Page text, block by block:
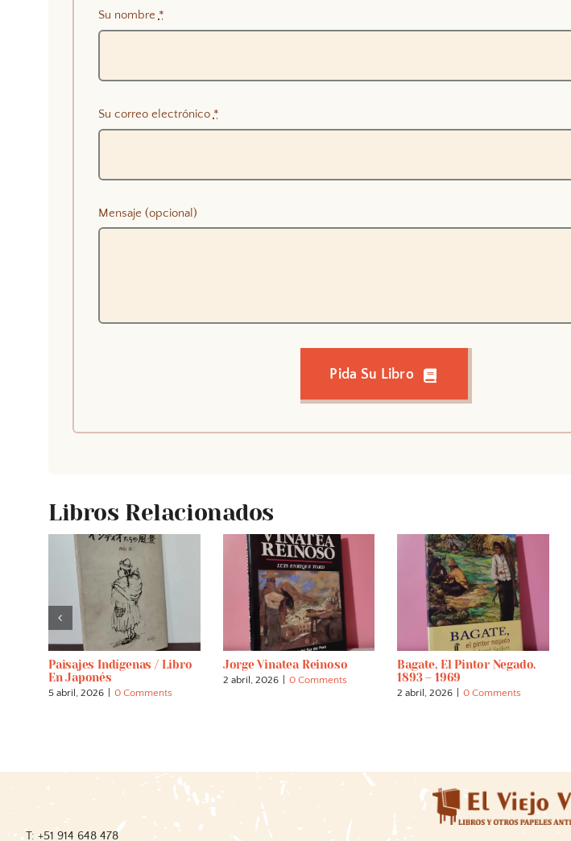
Su nombre *
Su correo electrónico *
Mensaje (opcional)
Pida Su Libro
Libros Relacionados
Paisajes Indígenas / Libro
En Japonés
5 abril, 2026 0 Comments
Jorge Vinatea Reinoso
2 abril, 2026 0 Comments
Bagate, El Pintor Negado.
1893 – 1969
2 abril, 2026 0 Comments
T: +51 914 648 478